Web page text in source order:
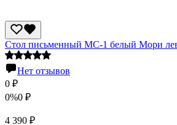
Стол письменный МС-1 белый Мори
Нет отзывов
0 ₽
0%0 ₽
4 390 ₽